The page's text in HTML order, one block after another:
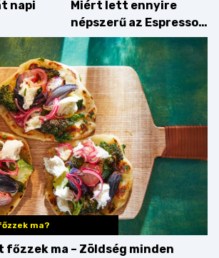
napi
Miért lett ennyire
népszerű az Espresso
Martini – és mit
érdemes enni mellé?
ma?
főzzek ma – Zöldség minden